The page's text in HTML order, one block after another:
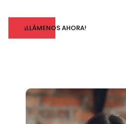
¡LLÁMENOS AHORA!